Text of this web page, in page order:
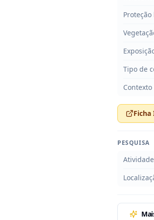
Proteção
Tipo de
Ficha
PESQUISA